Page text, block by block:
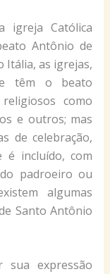
igreja Católica
Antônio de
Itália, as igrejas,
têm o beato
como
e outros; mas
de celebração,
é incluído, com
padroeiro ou
algumas
Santo Antônio
expressão